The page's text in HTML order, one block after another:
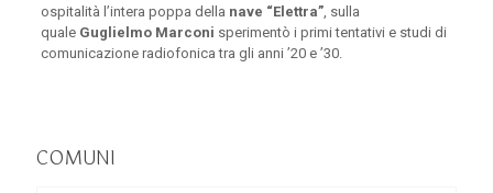
ospitalità l’intera poppa della nave “Elettra”, sulla
quale Guglielmo Marconi sperimentò i primi tentativi e studi di
comunicazione radiofonica tra gli anni ’20 e ’30.
COMUNI